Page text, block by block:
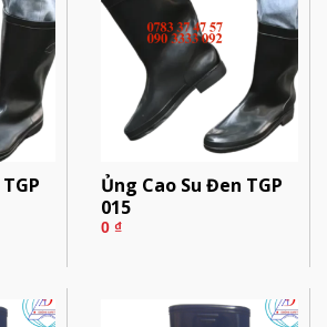
Ủng Cao Su Đen TGP
015
0 ₫